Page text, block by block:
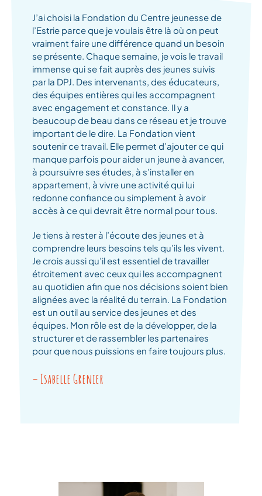
J’ai choisi la Fondation du Centre jeunesse de
l’Estrie parce que je voulais être là où on peut
vraiment faire une différence quand un besoin
se présente. Chaque semaine, je vois le travail
immense qui se fait auprès des jeunes suivis
par la DPJ. Des intervenants, des éducateurs,
des équipes entières qui les accompagnent
avec engagement et constance. Il y a
beaucoup de beau dans ce réseau et je trouve
important de le dire. La Fondation vient
soutenir ce travail. Elle permet d’ajouter ce qui
manque parfois pour aider un jeune à avancer,
à poursuivre ses études, à s’installer en
appartement, à vivre une activité qui lui
redonne confiance ou simplement à avoir
accès à ce qui devrait être normal pour tous.
Je tiens à rester à l’écoute des jeunes et à
comprendre leurs besoins tels qu’ils les vivent.
Je crois aussi qu’il est essentiel de travailler
étroitement avec ceux qui les accompagnent
au quotidien afin que nos décisions soient bien
alignées avec la réalité du terrain. La Fondation
est un outil au service des jeunes et des
équipes. Mon rôle est de la développer, de la
structurer et de rassembler les partenaires
pour que nous puissions en faire toujours plus.
– Isabelle Grenier